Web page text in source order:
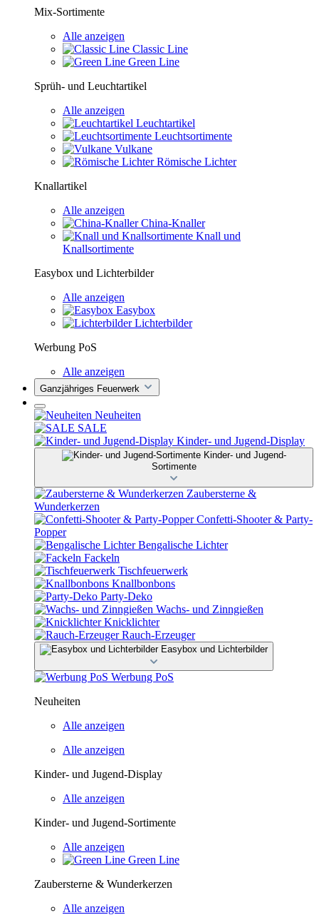
Mix-Sortimente
Alle anzeigen
Classic Line
Green Line
Sprüh- und Leuchtartikel
Alle anzeigen
Leuchtartikel
Leuchtsortimente
Vulkane
Römische Lichter
Knallartikel
Alle anzeigen
China-Knaller
Knall und
Knallsortimente
Easybox und Lichterbilder
Alle anzeigen
Easybox
Lichterbilder
Werbung PoS
Alle anzeigen
Ganzjähriges Feuerwerk
Neuheiten
SALE
Kinder- und Jugend-Display
Kinder- und Jugend-
Sortimente
Zaubersterne &
Wunderkerzen
Confetti-Shooter & Party-
Popper
Bengalische Lichter
Fackeln
Tischfeuerwerk
Knallbonbons
Party-Deko
Wachs- und Zinngießen
Knicklichter
Rauch-Erzeuger
Easybox und Lichterbilder
Werbung PoS
Neuheiten
Alle anzeigen
Alle anzeigen
Kinder- und Jugend-Display
Alle anzeigen
Kinder- und Jugend-Sortimente
Alle anzeigen
Green Line
Zaubersterne & Wunderkerzen
Alle anzeigen